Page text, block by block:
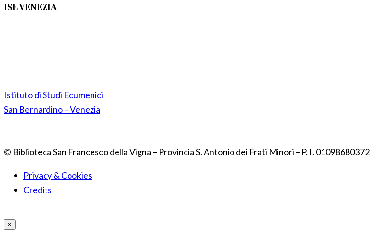
ISE VENEZIA
Istituto di Studi Ecumenici
San Bernardino – Venezia
© Biblioteca San Francesco della Vigna – Provincia S. Antonio dei Frati Minori – P. I. 01098680372
Privacy & Cookies
Credits
×